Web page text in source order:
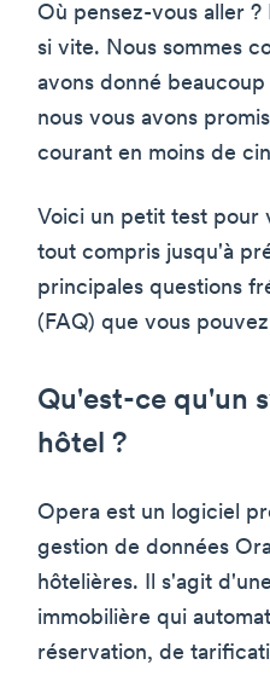
Où pensez-vous aller
si vite. Nous sommes
avons donné
nous vous avons
courant en moins de
Voici un petit test pour
tout compris jusqu'à
principales questions
(FAQ) que vous
Qu'est-ce qu'un
hôtel ?
Opera est un logiciel
gestion de données
hôtelières. Il s'agit
immobilière qui
réservation, de